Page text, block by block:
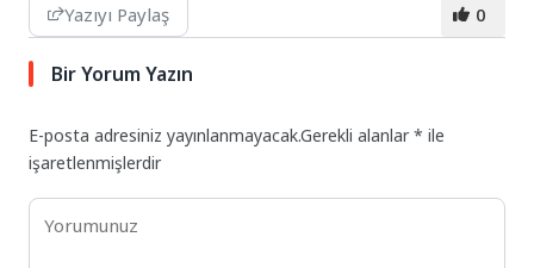
Yazıyı Paylaş 0
Bir Yorum Yazın
E-posta adresiniz yayınlanmayacak.Gerekli alanlar* ile
işaretlenmişlerdir